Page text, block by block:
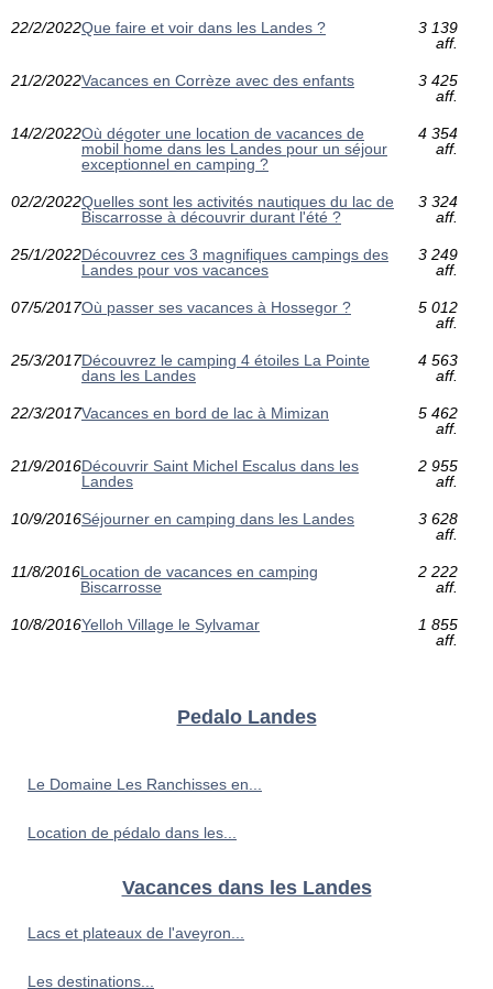
22/2/2022Que faire et voir dans les Landes ?
3 139
aff.
21/2/2022Vacances en Corrèze avec des enfants
3 425
aff.
14/2/2022Où dégoter une location de vacances de
mobil home dans les Landes pour un séjour
exceptionnel en camping ?
4 354
aff.
02/2/2022Quelles sont les activités nautiques du lac de
Biscarrosse à découvrir durant l'été ?
3 324
aff.
25/1/2022Découvrez ces 3 magnifiques campings des
Landes pour vos vacances
3 249
aff.
07/5/2017Où passer ses vacances à Hossegor ?
5 012
aff.
25/3/2017Découvrez le camping 4 étoiles La Pointe
dans les Landes
4 563
aff.
22/3/2017Vacances en bord de lac à Mimizan
5 462
aff.
21/9/2016Découvrir Saint Michel Escalus dans les
Landes
2 955
aff.
10/9/2016Séjourner en camping dans les Landes
3 628
aff.
11/8/2016Location de vacances en camping
Biscarrosse
2 222
aff.
10/8/2016Yelloh Village le Sylvamar
1 855
aff.
Pedalo Landes
Le Domaine Les Ranchisses en...
Location de pédalo dans les...
Vacances dans les Landes
Lacs et plateaux de l'aveyron...
Les destinations...